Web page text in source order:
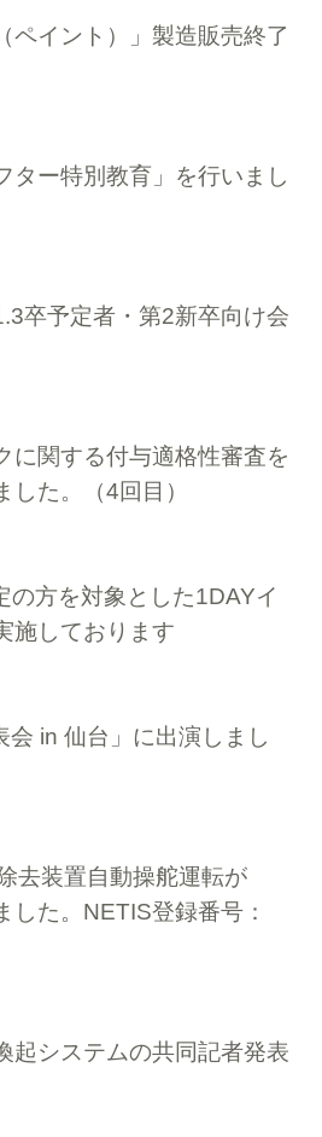
ペイント）」製造販売終了
ター特別教育」を行いまし
卒予定者・第2新卒向け会
に関する付与適格性審査を
した。（4回目）
の方を対象とした1DAYイ
施しております
会 in 仙台」に出演しまし
去装置自動操舵運転が
した。NETIS登録番号：
起システムの共同記者発表